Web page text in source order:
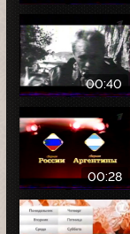
00:40
00:28